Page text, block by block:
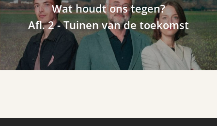
Wat houdt ons tegen?
Afl. 2 - Tuinen van de toekomst